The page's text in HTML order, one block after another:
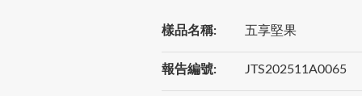
樣品名稱: 五享堅果
報告編號: JTS202511A0065